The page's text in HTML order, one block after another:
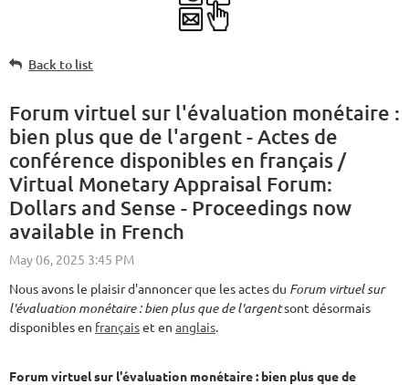
Back to list
Forum virtuel sur l'évaluation monétaire :
bien plus que de l'argent - Actes de
conférence disponibles en français /
Virtual Monetary Appraisal Forum:
Dollars and Sense - Proceedings now
available in French
Nous avons le plaisir d'annoncer que les actes du Forum virtuel sur
l'évaluation monétaire : bien plus que de l'argentsont désormais
disponibles en françaiset en anglais.
Forum virtuel sur l'évaluation monétaire : bien plus que de